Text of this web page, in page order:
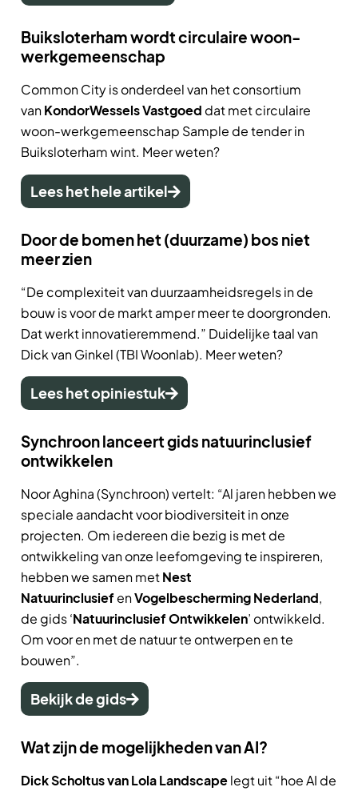
Buiksloterham wordt circulaire woon-
werkgemeenschap
Common City is onderdeel van het consortium
vanKondorWessels Vastgoed dat met circulaire
woon-werkgemeenschap Sample de tender in
Buiksloterham wint. Meer weten?
Lees het hele artikel
Door de bomen het (duurzame) bos niet
meer zien
“De complexiteit van duurzaamheidsregels in de
bouw is voor de markt amper meer te doorgronden.
Dat werkt innovatieremmend.” Duidelijke taal van
Dick van Ginkel (TBI Woonlab). Meer weten?
Lees het opiniestuk
Synchroon lanceert gids natuurinclusief
ontwikkelen
Noor Aghina (Synchroon) vertelt: “Al jaren hebben we
speciale aandacht voor biodiversiteit in onze
projecten. Om iedereen die bezig is met de
ontwikkeling van onze leefomgeving te inspireren,
hebben we samen metNest
NatuurinclusiefenVogelbescherming Nederland,
de gids ‘Natuurinclusief Ontwikkelen’ ontwikkeld.
Om voor en met de natuur te ontwerpen en te
bouwen”.
Bekijk de gids
Wat zijn de mogelijkheden van AI?
Dick Scholtus van Lola Landscapelegt uit “hoe AI de